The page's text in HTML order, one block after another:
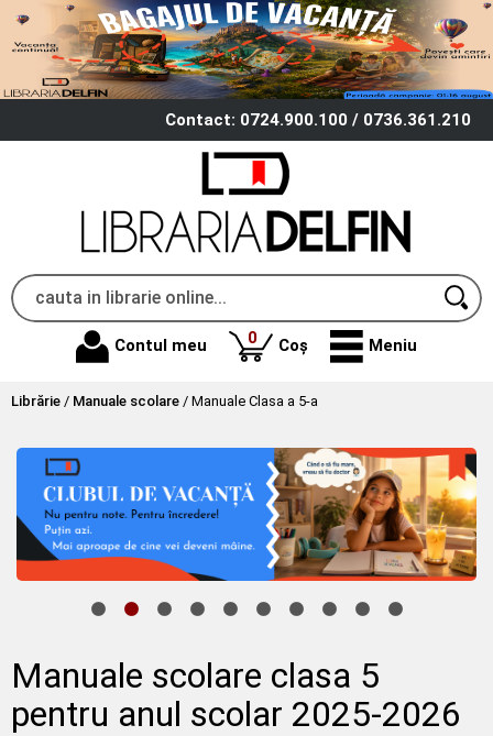
Contact: 0724.900.100 / 0736.361.210
Contul meu 0produse
Coș Meniu
Librărie / Manuale scolare / Manuale Clasa a 5-a
Manuale scolare clasa 5
pentru anul scolar 2025-2026